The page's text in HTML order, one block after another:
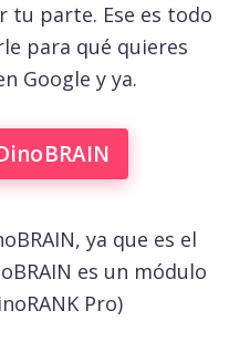
tu parte. Ese es todo
para qué quieres
Google y ya.
ya que es el
es un módulo
Pro)